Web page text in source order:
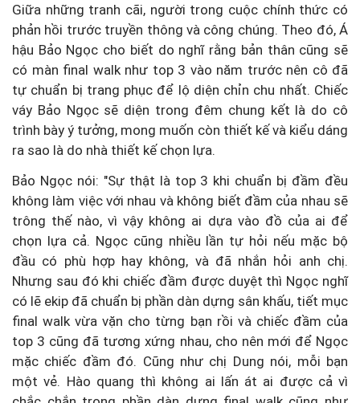
Giữa những tranh cãi, người trong cuộc chính thức có
phản hồi trước truyền thông và công chúng. Theo đó, Á
hậu Bảo Ngọc cho biết do nghĩ rằng bản thân cũng sẽ
có màn final walk như top 3 vào năm trước nên cô đã
tự chuẩn bị trang phục để lộ diện chỉn chu nhất. Chiếc
váy Bảo Ngọc sẽ diện trong đêm chung kết là do cô
trình bày ý tưởng, mong muốn còn thiết kế và kiểu dáng
ra sao là do nhà thiết kế chọn lựa.
Bảo Ngọc nói: "Sự thật là top 3 khi chuẩn bị đầm đều
không làm việc với nhau và không biết đầm của nhau sẽ
trông thế nào, vì vậy không ai dựa vào đồ của ai để
chọn lựa cả. Ngọc cũng nhiều lần tự hỏi nếu mặc bộ
đầu có phù hợp hay không, và đã nhắn hỏi anh chị.
Nhưng sau đó khi chiếc đầm được duyệt thì Ngọc nghĩ
có lẽ ekip đã chuẩn bị phần dàn dựng sân khấu, tiết mục
final walk vừa vặn cho từng bạn rồi và chiếc đầm của
top 3 cũng đã tương xứng nhau, cho nên mới để Ngọc
mặc chiếc đầm đó. Cũng như chị Dung nói, mỗi bạn
một vẻ. Hào quang thì không ai lấn át ai được cả vì